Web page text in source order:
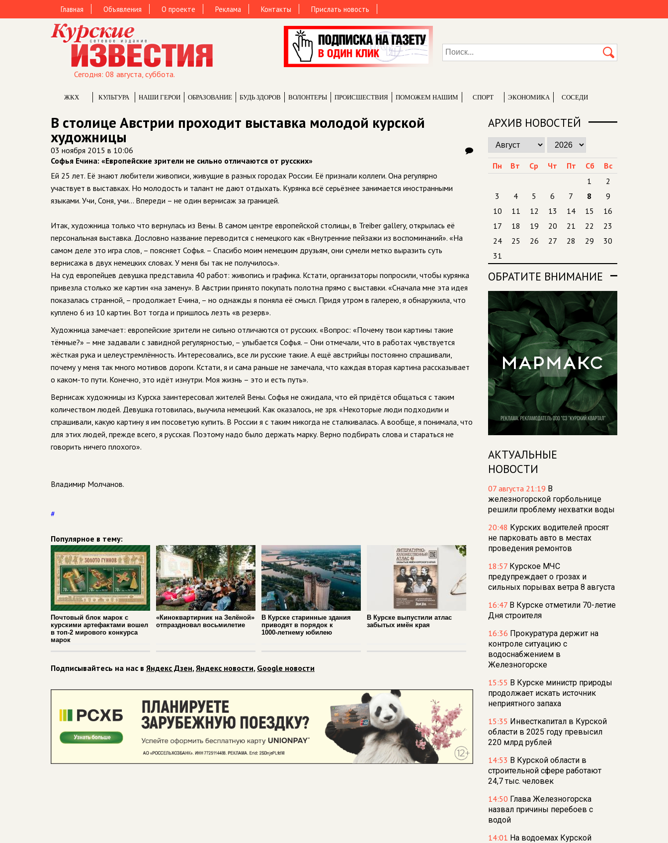
Главная Объявления О проекте Реклама Контакты Прислать новость
Сегодня: 08 августа, суббота.
ЖКХ КУЛЬТУРА НАШИ ГЕРОИ ОБРАЗОВАНИЕ БУДЬ ЗДОРОВ ВОЛОНТЕРЫ ПРОИCШЕСТВИЯ ПОМОЖЕМ НАШИМ СПОРТ ЭКОНОМИКА СОСЕДИ
В столице Австрии проходит выставка молодой курской
художницы
03 ноября 2015 в 10:06
Софья Ечина: «Европейские зрители не сильно отличаются от русских»
Ей 25 лет. Её знают любители живописи, живущие в разных городах России. Её признали коллеги. Она регулярно
участвует в выставках. Но молодость и талант не дают отдыхать. Курянка всё серьёзнее занимается иностранными
языками. Учи, Соня, учи... Впереди – не один вернисаж за границей.
Итак, художница только что вернулась из Вены. В самом центре европейской столицы, в Treiber gallery, открылась её
персональная выставка. Дословно название переводится с немецкого как «Внутренние пейзажи из воспоминаний». «На
самом деле это игра слов, – поясняет Софья. – Спасибо моим немецким друзьям, они сумели метко выразить суть
вернисажа в двух немецких словах. У меня бы так не получилось».
На суд европейцев девушка представила 40 работ: живопись и графика. Кстати, организаторы попросили, чтобы курянка
привезла столько же картин «на замену». В Австрии принято покупать полотна прямо с выставки. «Сначала мне эта идея
показалась странной, – продолжает Ечина, – но однажды я поняла её смысл. Придя утром в галерею, я обнаружила, что
куплено 6 из 10 картин. Вот тогда и пришлось лезть «в резерв».
Художница замечает: европейские зрители не сильно отличаются от русских. «Вопрос: «Почему твои картины такие
тёмные?» – мне задавали с завидной регулярностью, – улыбается Софья. – Они отмечали, что в работах чувствуется
жёсткая рука и целеустремлённость. Интересовались, все ли русские такие. А ещё австрийцы постоянно спрашивали,
почему у меня так много мотивов дороги. Кстати, я и сама раньше не замечала, что каждая вторая картина рассказывает
о каком-то пути. Конечно, это идёт изнутри. Моя жизнь – это и есть путь».
Вернисаж художницы из Курска заинтересовал жителей Вены. Софья не ожидала, что ей придётся общаться с таким
количеством людей. Девушка готовилась, выучила немецкий. Как оказалось, не зря. «Некоторые люди подходили и
спрашивали, какую картину я им посоветую купить. В России я с таким никогда не сталкивалась. А вообще, я понимала, что
для этих людей, прежде всего, я русская. Поэтому надо было держать марку. Верно подбирать слова и стараться не
говорить ничего плохого».
Владимир Молчанов.
#
Популярное в тему:
Почтовый блок марок с
курскими артефактами вошел
в топ‑2 мирового конкурса
марок
«Киноквартирник на Зелёной»
отпраздновал восьмилетие
В Курске старинные здания
приводят в порядок к
1000‑летнему юбилею
В Курске выпустили атлас
забытых имён края
Подписывайтесь на нас в Яндекс Дзен,Яндекс новости, Google новости
АРХИВ НОВОСТЕЙ
Пн Вт Ср Чт Пт Сб
Вс
1
2
3
4 5 6 7 8
9
10
11 12 13 14 15
16
17
18 19 20 21 22
23
24
25 26 27 28 29
30
31
ОБРАТИТЕ ВНИМАНИЕ
АКТУАЛЬНЫЕ
НОВОСТИ
07 августа 21:19 В
железногорской горбольнице
решили проблему нехватки воды
20:48 Курских водителей просят
не парковать авто в местах
проведения ремонтов
18:57 Курское МЧС
предупреждает о грозах и
сильных порывах ветра 8 августа
16:47 В Курске отметили 70-летие
Дня строителя
16:36 Прокуратура держит на
контроле ситуацию с
водоснабжением в
Железногорске
15:55 В Курске министр природы
продолжает искать источник
неприятного запаха
15:35 Инвесткапитал в Курской
области в 2025 году превысил
220 млрд рублей
14:53 В Курской области в
строительной сфере работают
24,7 тыс. человек
14:50 Глава Железногорска
назвал причины перебоев с
водой
14:01 На водоемах Курской